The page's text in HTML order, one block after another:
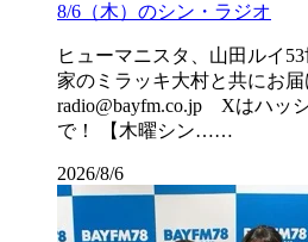
8/6（木）のシン・ラジオ
ヒューマニスタ、山田ルイ
家のミラッキ大村と共にお
radio@bayfm.co.jp Xはハッ
で！ 【木曜シン……
2026/8/6